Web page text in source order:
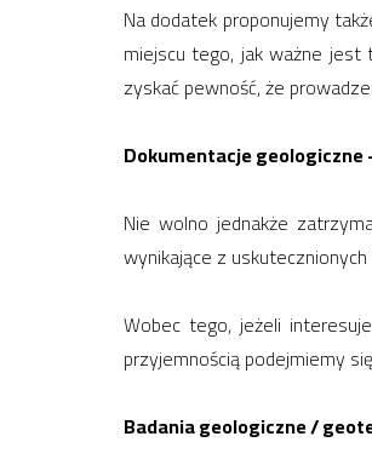
Na dodatek proponujemy
miejscu tego, jak ważne jest
zyskać pewność, że
Dokumentacje geologiczne
Nie wolno jednakże
wynikające z
Wobec tego, jeżeli
przyjemnością podejmiemy
Badania geologiczne /